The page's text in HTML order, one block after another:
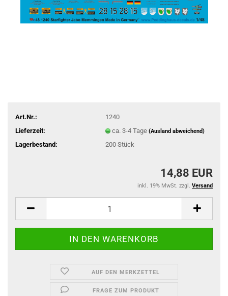
Art.Nr.:
1240
Lieferzeit:
ca. 3-4 Tage (Ausland abweichend)
Lagerbestand: 200 Stück
14,88 EUR
inkl. 19% MwSt. zzgl. Versand
AUF DEN MERKZETTEL
FRAGE ZUM PRODUKT